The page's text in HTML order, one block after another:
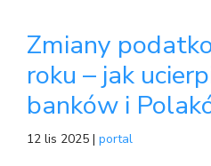
Zmiany
roku – jak
banków i
12 lis 2025 | portal